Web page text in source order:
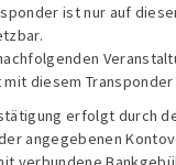
ist nur auf
mit diesem
erfolgt durch
angegebenen